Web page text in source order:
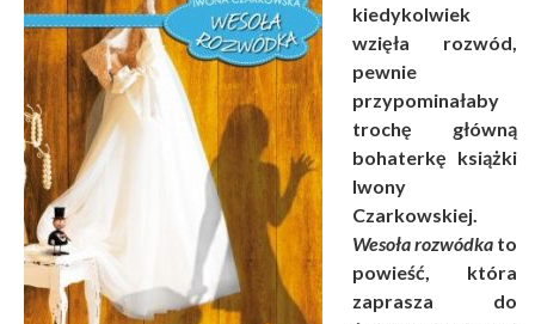
kiedykolwiek
wzięła rozwód,
pewnie
przypominałaby
trochę główną
bohaterkę książki
Iwony
Czarkowskiej.
Wesoła rozwódka to
powieść, która
zaprasza do